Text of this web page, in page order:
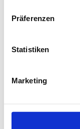
Präferenzen
Statistiken
Marketing